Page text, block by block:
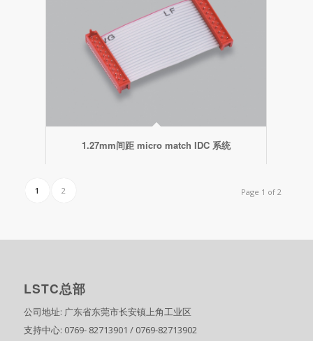
1.27mm间距 micro match IDC 系统
Page 1 of 2
1 2
LSTC总部
公司地址: 广东省东莞市长安镇上角工业区
支持中心: 0769- 82713901 / 0769-82713902